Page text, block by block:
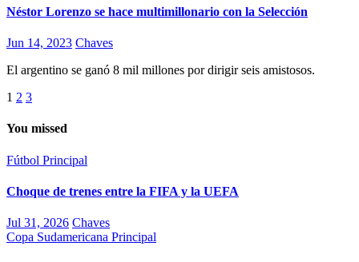
Néstor Lorenzo se hace multimillonario con la Selección
Jun 14, 2023 Chaves
El argentino se ganó 8 mil millones por dirigir seis amistosos.
Paginación
de
1 2 3
You missed
Fútbol Principal
Choque de trenes entre la FIFA y la UEFA
Jul 31, 2026 Chaves
Copa Sudamericana Principal